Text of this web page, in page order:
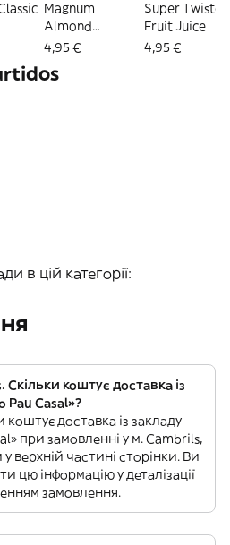
Magnum
Almond
(almendra)
4,95 €
Super Twister
Fruit Juice
4,95 €
в цій категорії:
Скільки коштує доставка із
Pau Casal»?
коштує доставка із закладу
при замовленні у м. Cambrils,
верхній частині сторінки. Ви
цю інформацію у деталізації
замовлення.